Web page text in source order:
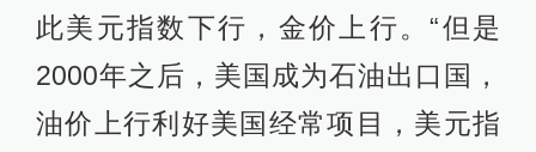
此美元指数下行，金价上行。“但是
2000年之后，美国成为石油出口国，
油价上行利好美国经常项目，美元指